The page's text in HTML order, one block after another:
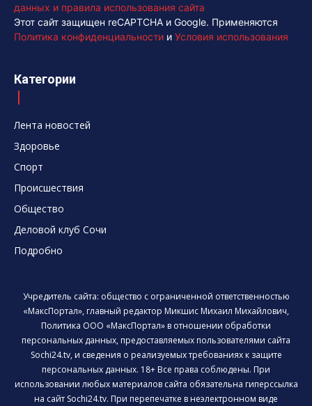
данных и правила использования сайта
Этот сайт защищен reCAPTCHA и Google. Применяются
Политика конфиденциальности и Условия использования
Категории
Лента новостей
Здоровье
Спорт
Происшествия
Общество
Деловой клуб Сочи
Подробно
Учредитель сайта: общество с ограниченной ответственностью
«МаксПортал», главный редактор Микшис Михаил Михайлович,
Политика ООО «МаксПортал» в отношении обработки
персональных данных, предоставляемых пользователями сайта
Sochi24.tv, и сведения о реализуемых требованиях к защите
персональных данных. 18+ Все права соблюдены. При
использовании любых материалов сайта обязательна гиперссылка
на сайт Sochi24.tv. При перепечатке в неэлектронном виде